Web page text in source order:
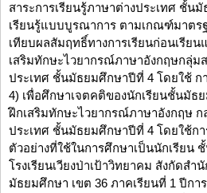
สาระการเรียนรู้ภาษาต่างประเทศ ชั้น
เรียนรู้แบบบูรณาการ ตามเกณฑ์มาตรฐ
เทียบผลสัมฤทธิ์ทางการเรียนก่อนเรีย
เสริมทักษะไวยากรณ์ภาษาอังกฤษกลุ่ม
ประเทศ ชั้นมัธยมศึกษาปีที่ 4 โดยใช้ ก
4) เพื่อศึกษาเจตคติของนักเรียนชั้นมั
ฝึกเสริมทักษะไวยากรณ์ภาษาอังกฤษ ก
ประเทศ ชั้นมัธยมศึกษาปีที่ 4 โดยใช้ก
ตัวอย่างที่ใช้ในการศึกษาเป็นนักเรียน
โรงเรียนเวียงป่าเป้าวิทยาคม สังกัดสำ
มัธยมศึกษา เขต 36 ภาคเรียนที่ 1 ปีกา